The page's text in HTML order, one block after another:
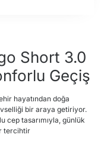
Short 3.0
Geçiş
hayatından doğa
bir araya getiriyor.
cep tasarımıyla, günlük
tercihtir